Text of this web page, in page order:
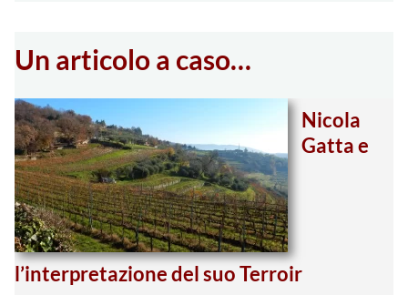
Un articolo a caso…
Nicola
Gatta e
l’interpretazione del suo Terroir